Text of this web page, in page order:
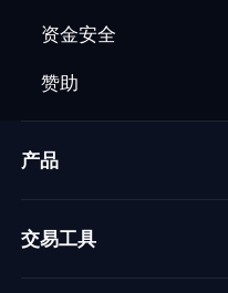
资金安全
赞助
产品
交易工具